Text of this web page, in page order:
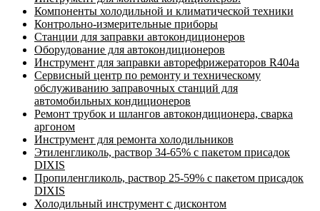
Компоненты холодильной и климатической техники
Контрольно-измерительные приборы
Станции для заправки автокондиционеров
Оборудование для автокондиционеров
Инструмент для заправки авторефрижераторов R404a
Сервисный центр по ремонту и техническому
обслуживанию заправочных станций для
автомобильных кондиционеров
Ремонт трубок и шлангов автокондиционера, сварка
аргоном
Инструмент для ремонта холодильников
Этиленгликоль, раствор 34-65% с пакетом присадок
DIXIS
Пропиленгликоль, раствор 25-59% с пакетом присадок
DIXIS
Холодильный инструмент с дисконтом